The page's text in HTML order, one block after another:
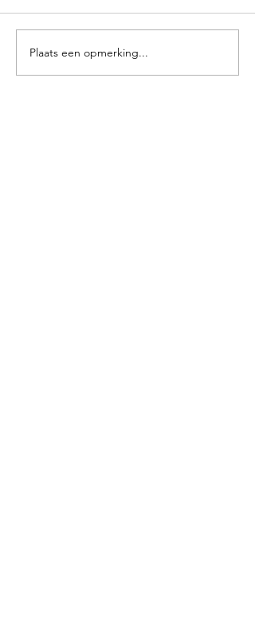
Symposion & S.V.K.
Dokkaebi Lezing
Plaats een opmerking...